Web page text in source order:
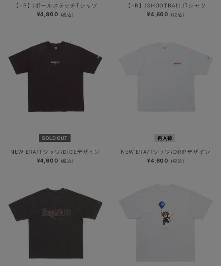
【+B】/ボールステッチTシャツ
¥4,800 (税込)
【+B】/SHOOTBALL/Tシャツ
¥4,800 (税込)
SOLD OUT
NEW ERA/Tシャツ/DICEデザイン
¥4,600 (税込)
再入荷
NEW ERA/Tシャツ/DRIPデザイン
¥4,600 (税込)